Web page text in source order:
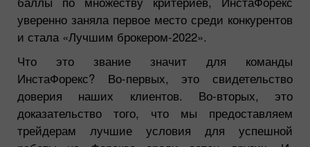
уверенно заняла первое место среди конкурентов
и стала «Лучшим брокером-2022».
Что это звание значит для команды
ИнстаФорекс? Во-первых, это свидетельство
доверия наших клиентов. Во-вторых, это
доказательство того, что мы предоставляем
трейдерам лучшие условия для успешной